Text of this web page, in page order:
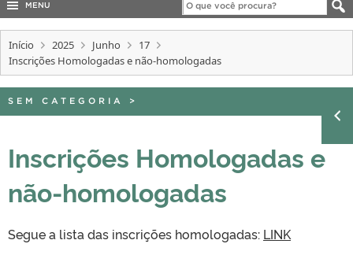
INTERNACIONAL
OUVIDORIA
PORTARIAS
MENU
Início 2025 Junho
17
Inscrições Homologadas e não-homologadas
SEM CATEGORIA >
Inscrições Homologadas e
não-homologadas
Segue a lista das inscrições homologadas: LINK